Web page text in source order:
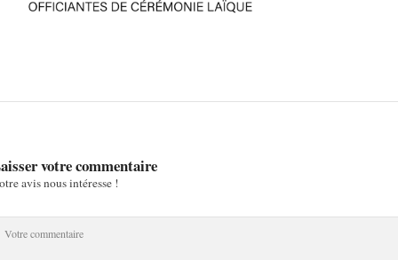
votre commentaire
avis nous intéresse !